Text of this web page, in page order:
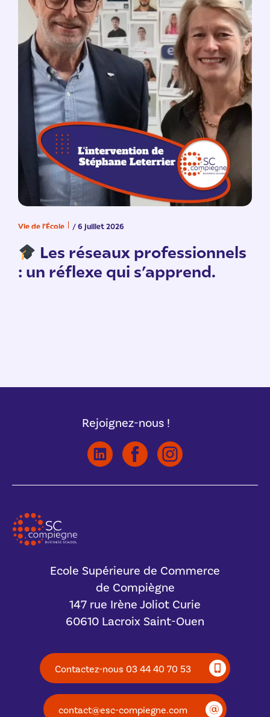
Vie de l'École / 6 juillet 2026
Les réseaux professionnels
: un réflexe qui s’apprend.
Rejoignez-nous !
Ecole Supérieure de Commerce
de Compiègne
147 rue Irène Joliot Curie
60610 Lacroix Saint-Ouen
Contactez-nous 03 44 40 70 53
contact@esc-compiegne.com